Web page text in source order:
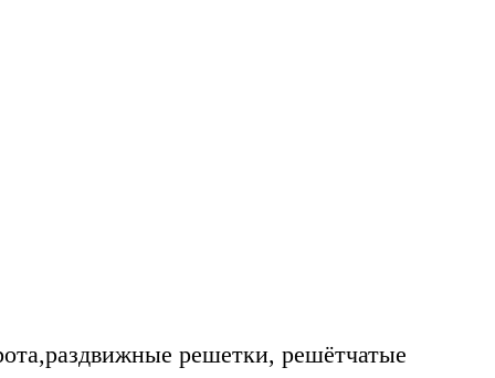
решетки, решётчатые